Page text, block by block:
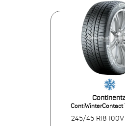
ContiWinterContact
245/45 R18